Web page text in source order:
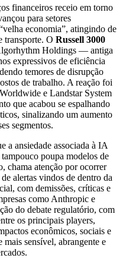
financeiros receio em torno
para setores
economia”, atingindo de
transporte. O Russell 3000
Holdings — antiga
expressivos de eficiência
temores de disrupção
de trabalho. A reação foi
e Landstar System
que acabou se espalhando
sinalizando um aumento
segmentos.
a ansiedade associada à IA
poupa modelos de
chama atenção por ocorrer
alertas vindos de dentro da
com demissões, críticas e
como Anthropic e
do debate regulatório, com
os principais players,
econômicos, sociais e
sensível, abrangente e